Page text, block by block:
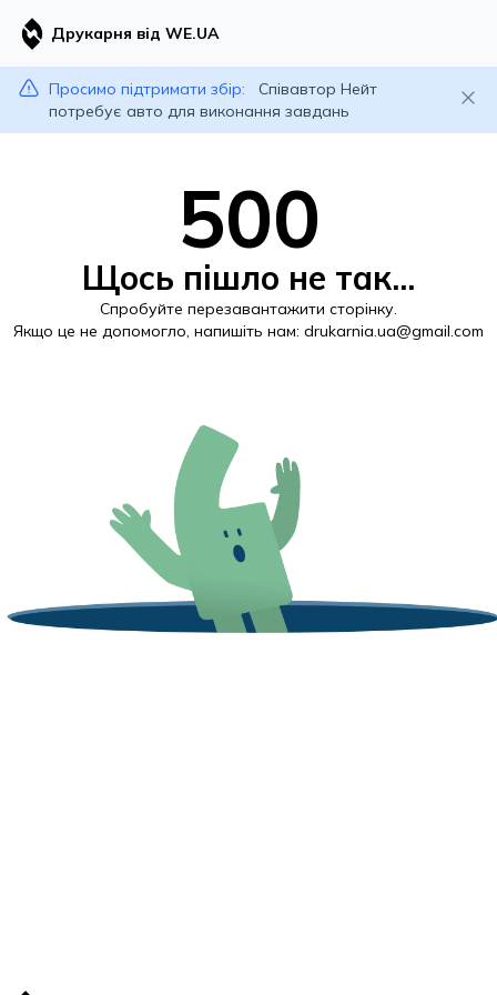
Друкарня від WE.UA
Просимо підтримати збір:
Співавтор Нейт
потребує авто для виконання завдань
500
Щось пішло не так...
Спробуйте перезавантажити сторінку.
Якщо це не допомогло, напишіть нам: drukarnia.ua@gmail.com